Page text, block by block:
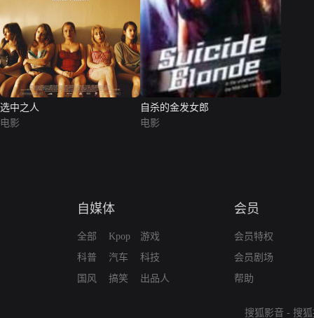
选中之人
电影
自杀的金发女郎
电影
自媒体
全部
科普
国风
Kpop
汽车
搞笑
游戏
科技
出品人
会员
会员特权
会员剧场
帮助
搜狐影音 - 搜